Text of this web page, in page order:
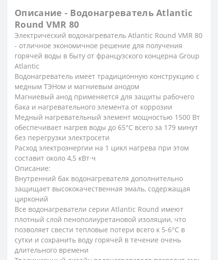
Описание - Водонагреватель Atlantic
Round VMR 80
Электрический водонагреватель Atlantic Round VMR 80
- отличное экономичное решение для получения
горячей воды в быту от французского концерна Group
Atlantic
Водонагреватель имеет традиционную конструкцию с
медным ТЭНом и магниевым анодом
Магниевый анод применяется для защиты рабочего
бака и нагревательного элемента от коррозии
Медный нагревательный элемент мощностью 1500 Вт
обеспечивает нагрев воды до 65°C всего за 179 минут
без перегрузки электросети
Расход электроэнергии на 1 цикл нагрева при этом
составит около 4,5 кВт·ч
Описание:
Внутренний бак водонагревателя дополнительно
защищает высококачественная эмаль, содержащая
цирконий
Все водонагреватели серии Atlantic Round имеют
плотный слой пенополиуретановой изоляции, что
позволяет свести тепловые потери всего к 5-6°C в
сутки и сохранить воду горячей в течение очень
длительного времени